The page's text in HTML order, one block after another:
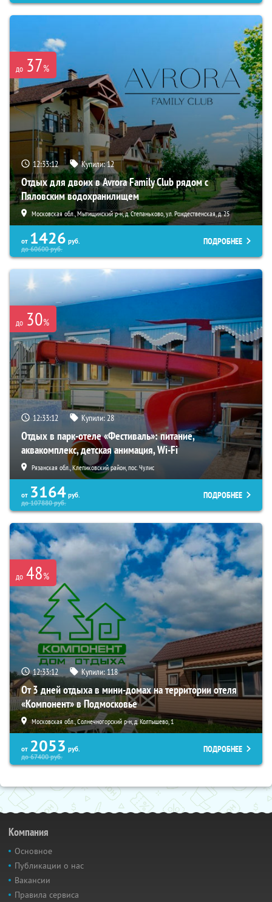
до 37%
12:33:10 Купили:12
Отдых для двоих в Avrora Family Club рядом с
Пяловским водохранилищем
Московская обл., Мытищинский р-н, д. Степаньково, ул. Рождественская, д. 25
от 1426 руб.
до60600руб.
ПОДРОБНЕЕ
до 30%
12:33:10 Купили:28
Отдых в парк-отеле «Фестиваль»: питание,
аквакомплекс, детская анимация, Wi-Fi
Рязанская обл., Клепиковский район, пос. Чулис
от 3164 руб.
до107880руб.
ПОДРОБНЕЕ
до 48%
12:33:10 Купили: 118
От 3 дней отдыха в мини-домах на территории отеля
«Компонент» в Подмосковье
Московская обл., Солнечногорский р-н, д. Колтышево, 1
от 2053 руб.
до67400руб.
ПОДРОБНЕЕ
Компания
Основное
Публикации о нас
Вакансии
Правила сервиса